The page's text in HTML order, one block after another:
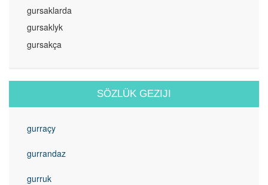
gursaklarda
gursaklyk
gursakça
SÖZLÜK GEZIJI
gurraçy
gurrandaz
gurruk